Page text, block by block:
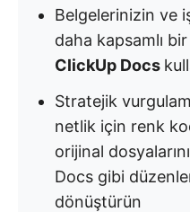
Belgelerinizin ve
daha kapsamlı
ClickUp Docs
Stratejik
netlik için renk
orijinal
Docs gibi
dönüştürün